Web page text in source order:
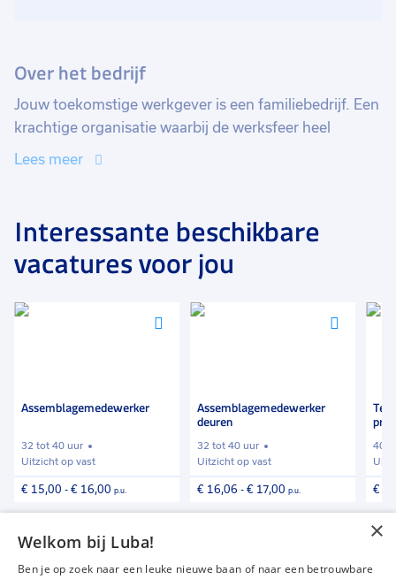
Over het bedrijf
Jouw toekomstige werkgever is een familiebedrijf. Een
krachtige organisatie waarbij de werksfeer heel
belangrijk is. Een moderne fabriek waar ze een kort
bouwbedrijven. Met een eigen personeelsvereniging
houden ze hun medewerkers graag gemotiveerd. Een
gezellige vrijmibo of een personeelsuitje kan dan ook
Lees meer
Interessante beschikbare
vacatures voor jou
Voeg
Assemblagemedewerker
32 tot 40 uur
Uitzicht op vast
€ 15,00 - € 16,00 p.u.
Voeg
Assemblagemedewerker
deuren
32 tot 40 uur
Uitzicht op vast
€ 16,06 - € 17,00 p.u.
40
€
Vind meer vacatures ×
Welkom bij Luba!
Ben je op zoek naar een leuke nieuwe baan of naar een betrouwbare